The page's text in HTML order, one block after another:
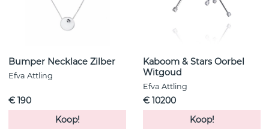
Bumper Necklace Zilber
Efva Attling
€ 190
Koop!
Kaboom & Stars Oorbel
Witgoud
Efva Attling
€ 10200
Koop!